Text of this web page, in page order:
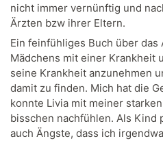
nicht immer vernünftig und
Ärzten bzw ihrer Eltern.
Ein feinfühliges Buch über das
Mädchens mit einer Krankheit
seine Krankheit anzunehmen
damit zu finden. Mich hat die
konnte Livia mit meiner
bisschen nachfühlen. Als Kind
auch Ängste, dass ich